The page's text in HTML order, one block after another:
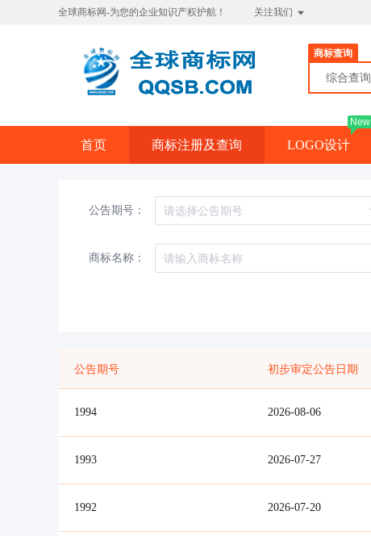
全球商标网-为您的企业知识产权护航！ 关注我们
商标查询
综合查询
首页 商标注册及查询 LOGO设计
New
公告期号：
商标名称：
公告期号 初步审定公告日期
1994 2026-08-06
1993 2026-07-27
1992 2026-07-20